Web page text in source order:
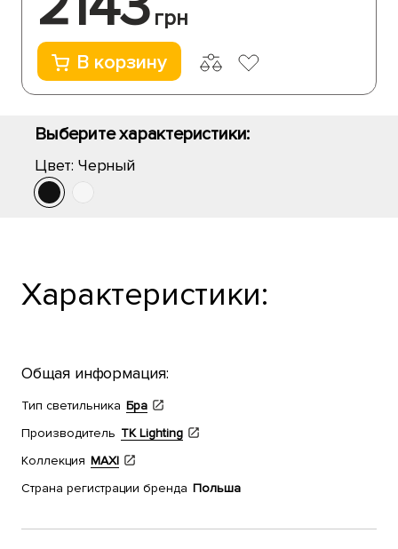
грн
В корзину
Выберите характеристики:
Цвет: Черный
Характеристики:
Общая информация:
Тип светильника Бра
Производитель TK Lighting
Коллекция MAXI
Страна регистрации бренда Польша